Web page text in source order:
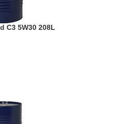
C3 5W30 208L